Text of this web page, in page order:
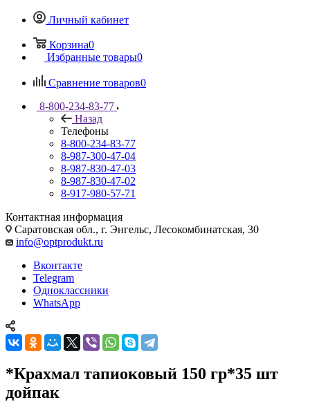
Личный кабинет
Корзина0
Избранные товары0
Сравнение товаров0
8-800-234-83-77
Назад
Телефоны
8-800-234-83-77
8-987-300-47-04
8-987-830-47-03
8-987-830-47-02
8-917-980-57-71
Контактная информация
Саратовская обл., г. Энгельс, Лесокомбинатская, 30
info@optprodukt.ru
Вконтакте
Telegram
Одноклассники
WhatsApp
*Крахмал тапиоковый 150 гр*35 шт
дойпак